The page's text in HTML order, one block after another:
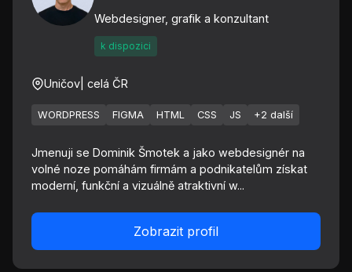
Webdesigner, grafik a konzultant
k dispozici
Uničov | celá ČR
WORDPRESS FIGMA HTML CSS JS +2 další
Jmenuji se Dominik Šmotek a jako webdesignér na
volné noze pomáhám firmám a podnikatelům získat
moderní, funkční a vizuálně atraktivní w...
Zobrazit profil